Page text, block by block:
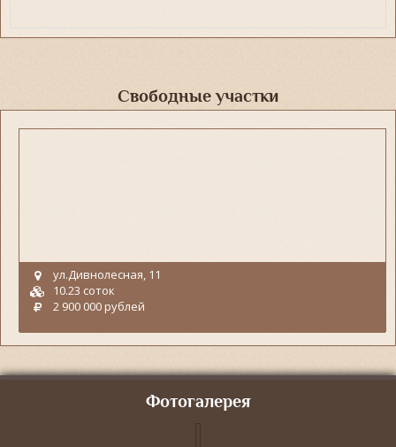
Свободные участки
ул.Дивнолесная, 11
10.23 соток
2 900 000 рублей
Фотогалерея